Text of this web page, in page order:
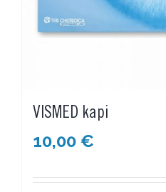
VISMED kapi
10,00 €